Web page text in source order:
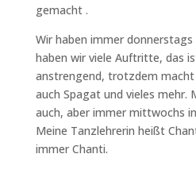
gemacht .
Wir haben immer
haben wir viele Auftritte, das
anstrengend, trotzdem macht
auch Spagat und vieles mehr.
auch, aber immer mittwochs
Meine Tanzlehrerin heißt
immer Chanti.